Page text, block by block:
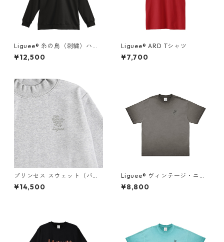
Liguee®️ 糸の鳥（刺繍）ハー
フジップスウェット
¥12,500
Liguee®️ ARD Tシャツ
¥7,700
プリンセス スウェット（バッ
クプリント）× Liguee®️花ロゴ
（刺繍）
¥14,500
Liguee®️ ヴィンテージ・ニュ
アンス Tシャツ（刺繍ロゴ）グ
レー
¥8,800